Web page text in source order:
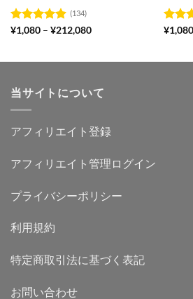
5段階中
(134)
¥1,080 – ¥212,080価
5段階
¥1,080
当サイトについて
アフィリエイト登録
アフィリエイト管理ログイン
プライバシーポリシー
利用規約
特定商取引法に基づく表記
お問い合わせ